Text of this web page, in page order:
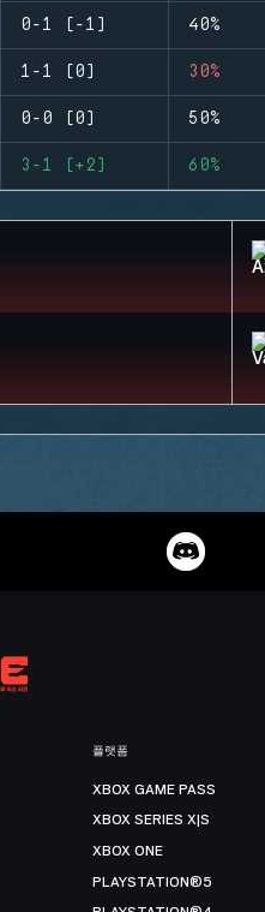
0-1 (-1) 40%
1-1 (0) 30%
0-0 (0) 50%
3-1 (+2) 60%
플랫폼
XBOX GAME PASS
XBOX SERIES X|S
XBOX ONE
PLAYSTATION®5